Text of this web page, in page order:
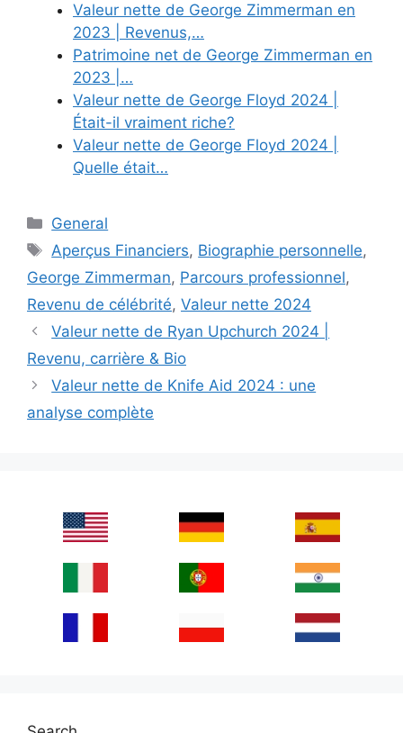
Valeur nette de George Zimmerman en
2023 | Revenus,…
Patrimoine net de George Zimmerman en
2023 |…
Valeur nette de George Floyd 2024 |
Était-il vraiment riche?
Valeur nette de George Floyd 2024 |
Quelle était…
Categories
General
Tags
Aperçus Financiers, Biographie personnelle,
George Zimmerman, Parcours professionnel,
Revenu de célébrité, Valeur nette 2024
Valeur nette de Ryan Upchurch 2024 |
Revenu, carrière & Bio
Valeur nette de Knife Aid 2024 : une
analyse complète